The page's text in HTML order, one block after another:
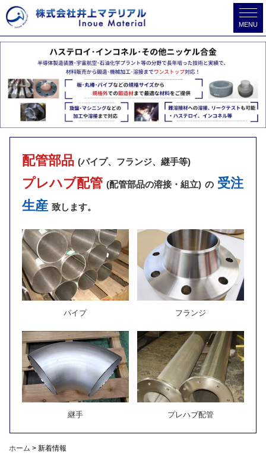
MENU
配管部品 (パイプ、フランジ、継手等)
プレハブ配管 (配管部品の溶接・組立) の 受注
生産 致します。
パイプ フランジ
継手 プレハブ配管
ホーム > 新着情報